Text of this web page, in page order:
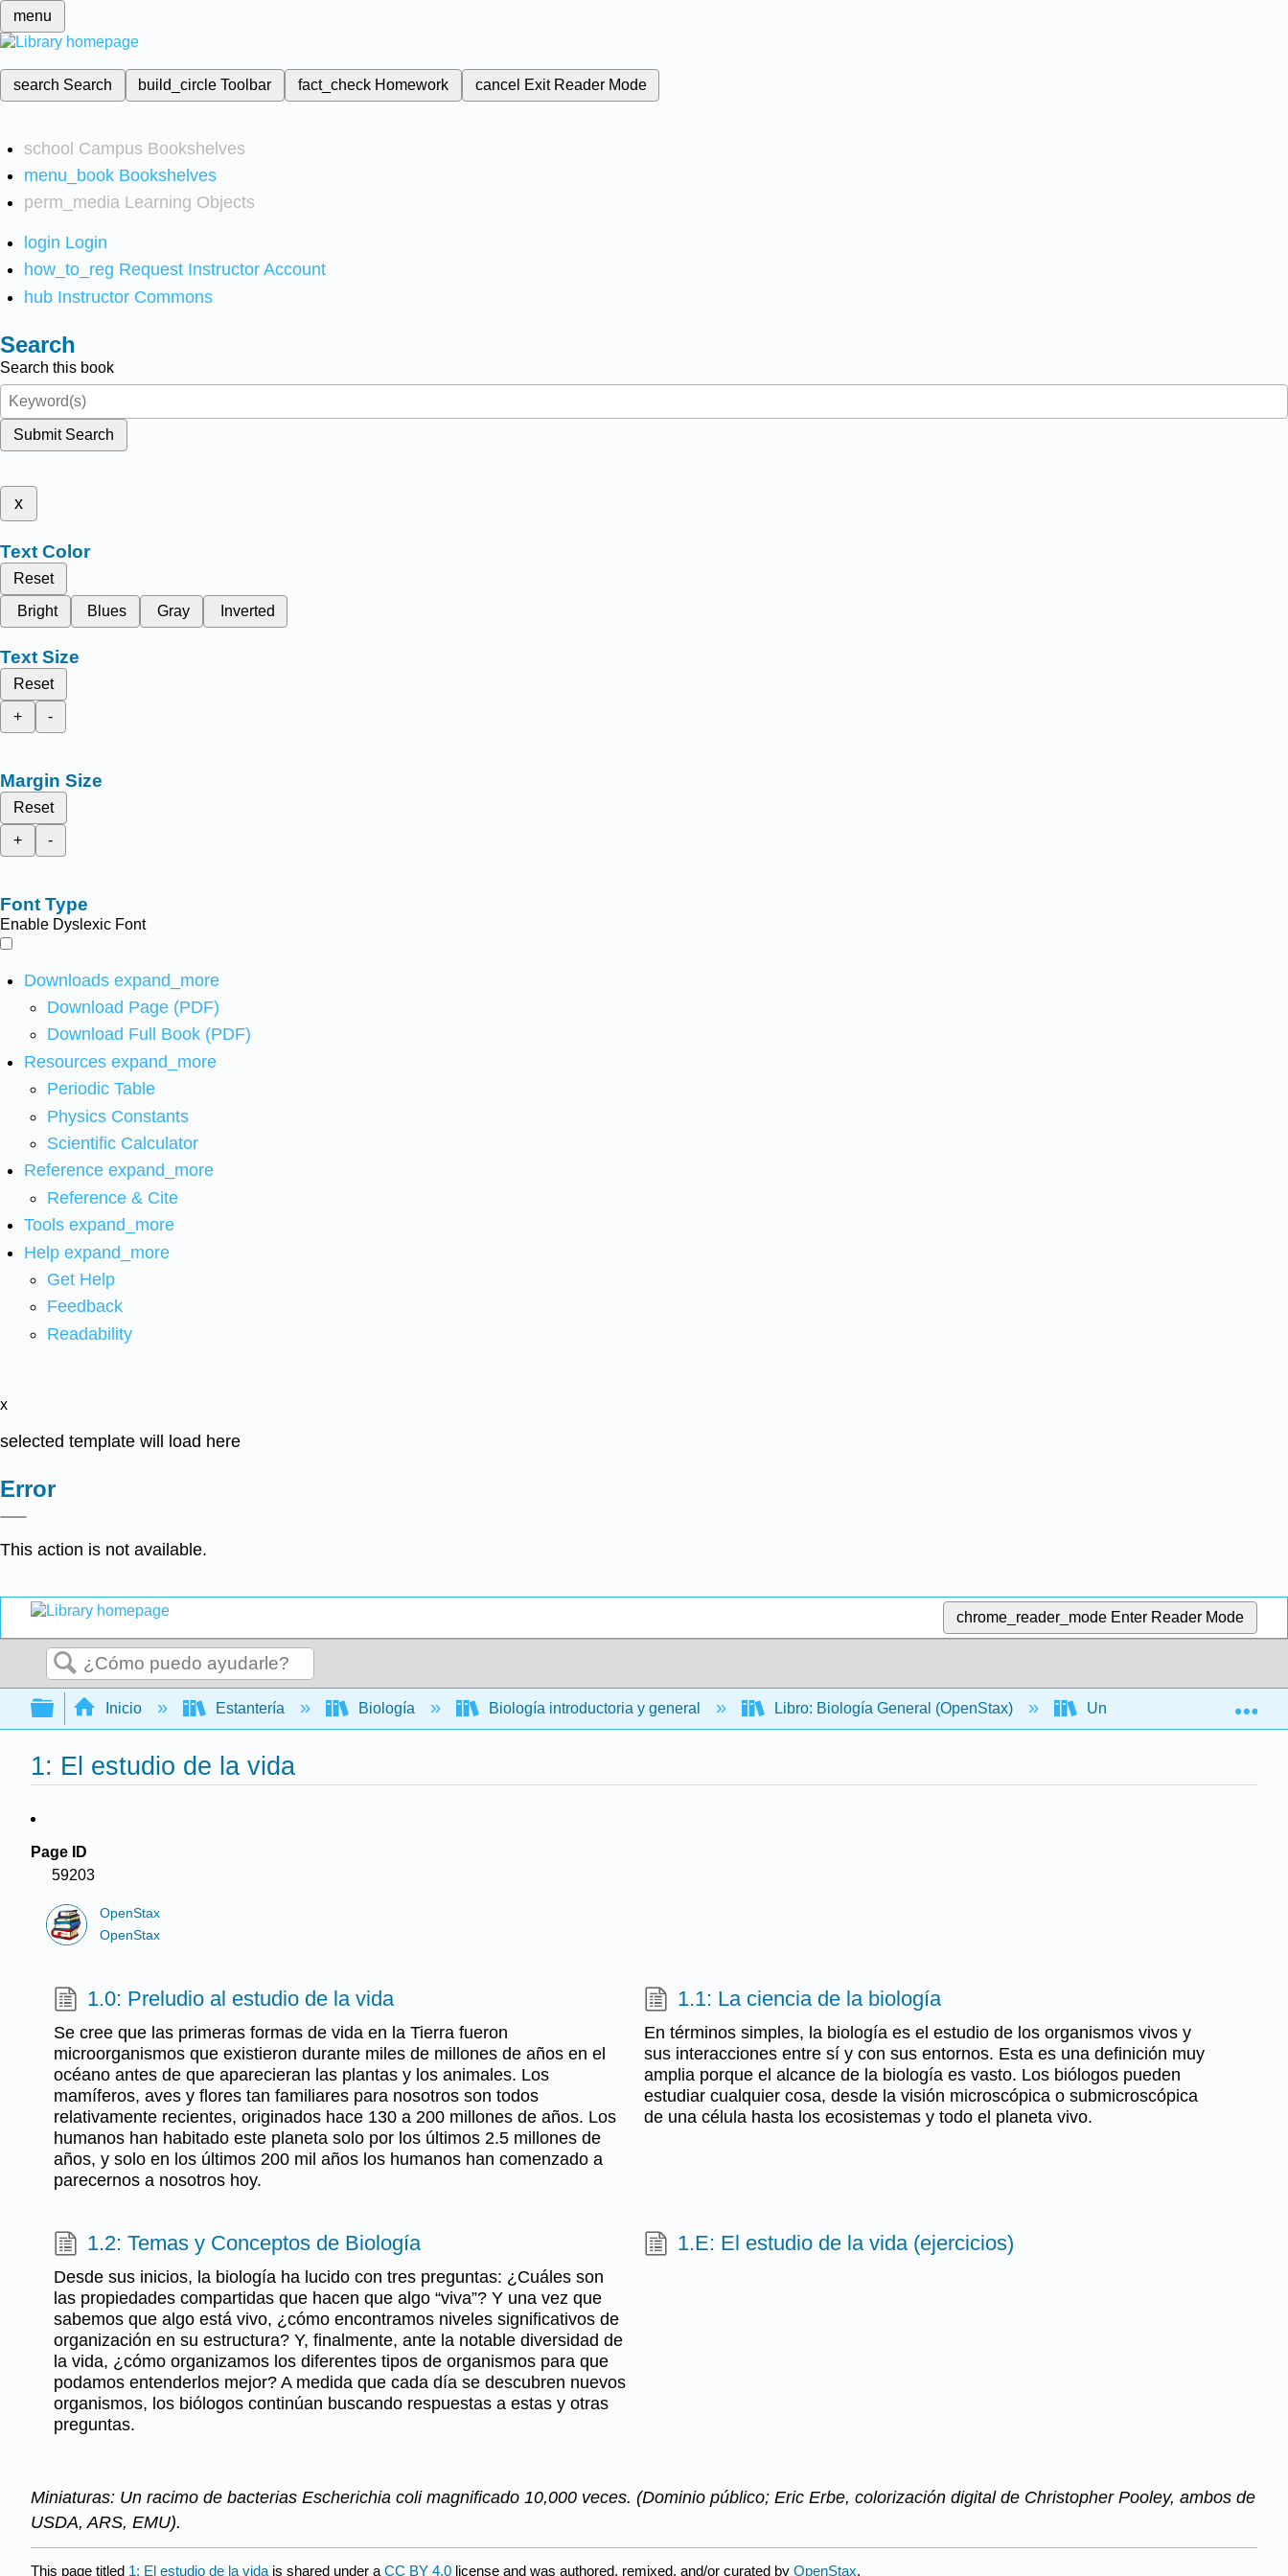
menu
search Search build_circleToolbar fact_check Homework cancel Exit Reader Mode
school Campus Bookshelves
menu_book Bookshelves
perm_media Learning Objects
login Login
how_to_reg Request Instructor Account
hub Instructor Commons
Search
Search this book
Submit Search
x
Text Color
Reset
Bright
Blues Gray Inverted
Text Size
Reset
+
-
Margin Size
Reset
+
-
Font Type
Enable Dyslexic Font
Downloads expand_more
Download Page (PDF)
Download Full Book (PDF)
Resources expand_more
Periodic Table
Physics Constants
Scientific Calculator
Reference expand_more
Reference & Cite
Tools expand_more
Help expand_more
Get Help
Feedback
Readability
x
selected template will load here
Error
This action is not available.
chrome_reader_mode Enter Reader Mode
Buscar
Expandir/contraer jerarquía global
Inicio Estantería Biología Biología introductoria y general Libro: Biología General (OpenStax) Unidad I: La química de la
1: El estudio de la vida
Page ID
59203
OpenStax
OpenStax
1.0: Preludio al estudio de la vida
Se cree que las primeras formas de vida en la Tierra fueron
microorganismos que existieron durante miles de millones de años en el
océano antes de que aparecieran las plantas y los animales. Los
mamíferos, aves y flores tan familiares para nosotros son todos
relativamente recientes, originados hace 130 a 200 millones de años. Los
humanos han habitado este planeta solo por los últimos 2.5 millones de
años, y solo en los últimos 200 mil años los humanos han comenzado a
parecernos a nosotros hoy.
1.1: La ciencia de la biología
En términos simples, la biología es el estudio de los organismos vivos y
sus interacciones entre sí y con sus entornos. Esta es una definición muy
amplia porque el alcance de la biología es vasto. Los biólogos pueden
estudiar cualquier cosa, desde la visión microscópica o submicroscópica
de una célula hasta los ecosistemas y todo el planeta vivo.
1.2: Temas y Conceptos de Biología
Desde sus inicios, la biología ha lucido con tres preguntas: ¿Cuáles son
las propiedades compartidas que hacen que algo “viva”? Y una vez que
sabemos que algo está vivo, ¿cómo encontramos niveles significativos de
organización en su estructura? Y, finalmente, ante la notable diversidad de
la vida, ¿cómo organizamos los diferentes tipos de organismos para que
podamos entenderlos mejor? A medida que cada día se descubren nuevos
organismos, los biólogos continúan buscando respuestas a estas y otras
preguntas.
1.E: El estudio de la vida (ejercicios)
Miniaturas: Un racimo de bacterias Escherichia coli magnificado 10,000 veces. (Dominio público; Eric Erbe, colorización digital de Christopher Pooley, ambos de
USDA, ARS, EMU).
This page titled 1: El estudio de la vida is shared under a CC BY 4.0 license and was authored, remixed, and/or curated by OpenStax.